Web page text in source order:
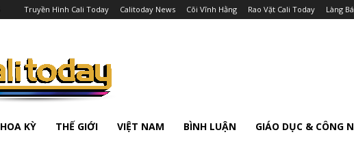
Truyền Hình Cali Today Calitoday News Cõi Vĩnh Hằng Rao Vặt Cali Today Làng
HOA KỲ THẾ GIỚI VIỆT NAM BÌNH LUẬN GIÁO DỤC & CÔNG